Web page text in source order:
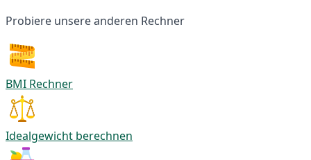
Probiere unsere anderen Rechner
BMI Rechner
Idealgewicht berechnen